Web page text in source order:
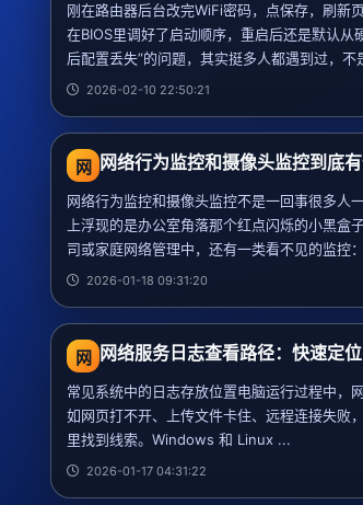
刚在路由器后台改完WiFi密码，点保存，刷新
在BIOS里调好了启动顺序，重启后还是默认
后配置丢失”的问题，其实挺多人都遇到过，不
2026-02-10 22:50:21
网 网络行为监控和摄像头监控到底
网络行为监控和摄像头监控不是一回事很多人
上浮现的是办公室角落那个红点闪烁的小黑
司或家庭网络管理中，还有一类看不见的监控
2026-01-18 09:31:20
网 网络服务日志查看路径：快速定
常见系统中的日志存放位置电脑运行过程中，
如网页打不开、上传文件卡住、远程连接失败
里找到线索。Windows 和 Linux ...
2026-01-17 04:31:22